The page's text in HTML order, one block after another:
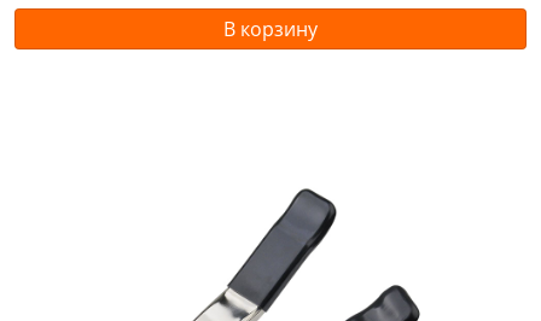
В корзину